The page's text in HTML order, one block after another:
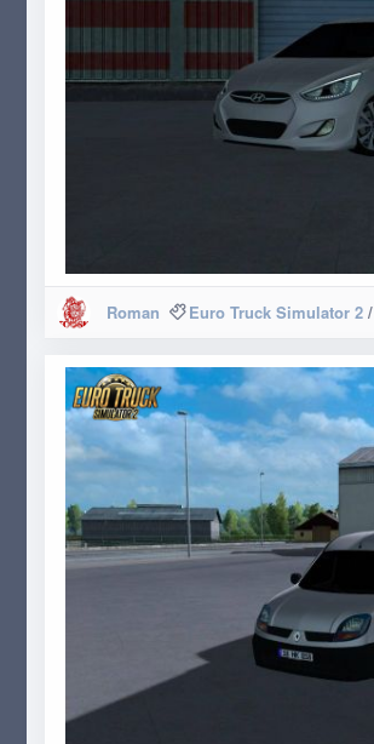
Roman Euro Truck Simulator 2/